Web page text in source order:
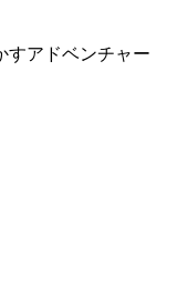
すアドベンチャー